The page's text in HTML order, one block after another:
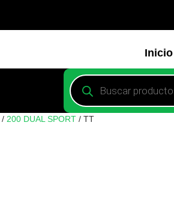
Inicio
/ 200 DUAL SPORT / TT